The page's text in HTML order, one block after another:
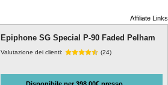
Affiliate Links
Epiphone SG Special P-90 Faded Pelham
Valutazione dei clienti: (24)